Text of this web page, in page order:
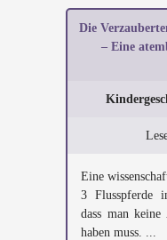
Die
– Eine
Eine
3 Flusspferde
dass man
haben muss. ...